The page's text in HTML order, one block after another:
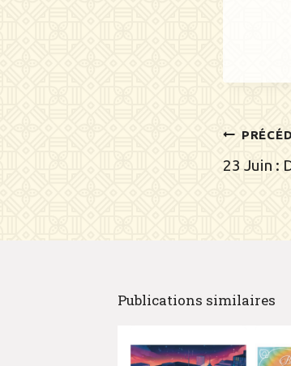
de
23 Juin :
Publications similaires